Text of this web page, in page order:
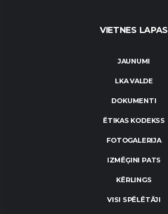
VIETNES LAPAS
JAUNUMI
LKA VALDE
DOKUMENTI
ĒTIKAS KODEKSS
FOTOGALERIJA
IZMĒĢINI PATS
KĒRLINGS
VISI SPĒLĒTĀJI